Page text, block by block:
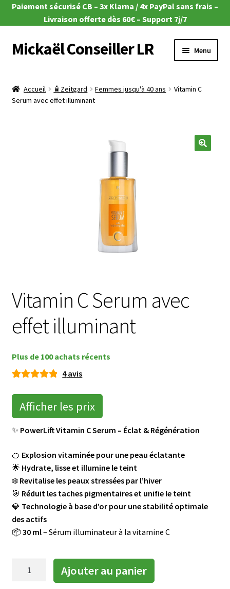
Paiement sécurisé CB – 3x Klarna / 4x PayPal sans frais –
Livraison offerte dès 60€ – Support 7j/7
Aller
à
navigation
Aller
au
Mickaël Conseiller LR Menu
le
🌿Aloe Vera
enfant
le
menu
Ouvrir
Blog
Shop LR Officiel
FAQ
Accueil 🧴Zeitgard Femmes jusqu'à 40 ans
Vitamin C
Serum avec effet illuminant
Vitamin C Serum avec
effet illuminant
Plus de 100 achats récents
sur 5
basé sur
client
4avis
Afficher les prix
✨ PowerLift Vitamin C Serum – Éclat & Régénération
🍊 Explosion vitaminée pour une peau éclatante
🌟 Hydrate, lisse et illumine le teint
❄️ Revitalise les peaux stressées par l’hiver
🎯 Réduit les taches pigmentaires et unifie le teint
💎 Technologie à base d’or pour une stabilité optimale
des actifs
📦 30 ml– Sérum illuminateur à la vitamine C
Ajouter au panier